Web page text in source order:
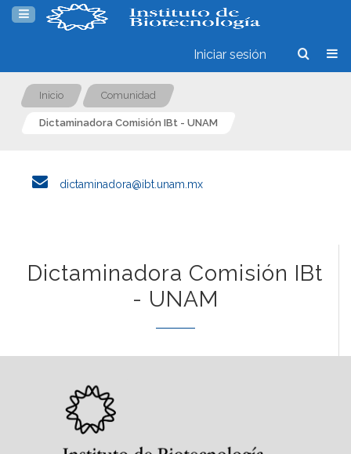
Iniciar sesión
Inicio Comunidad
Dictaminadora Comisión IBt - UNAM
dictaminadora@ibt.unam.mx
Dictaminadora Comisión IBt
- UNAM